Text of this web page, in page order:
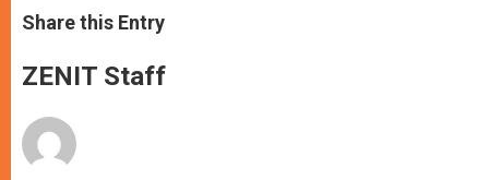
t
s
p
p
s
e
g
e
e
b
o
k
Share this Entry
ZENIT Staff